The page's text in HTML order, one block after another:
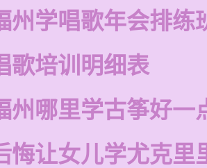
州学唱歌年会排练
歌培训明细表
州哪里学古筝好一
悔让女儿学尤克里